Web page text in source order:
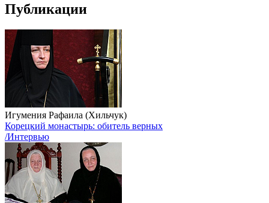
Публикации
Игумения Рафаила (Хильчук)
Корецкий монастырь: обитель верных
/Интервью